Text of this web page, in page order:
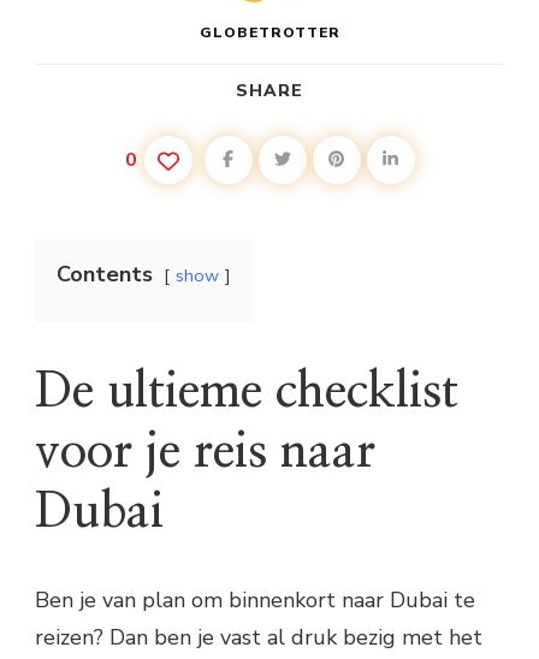
GLOBETROTTER
SHARE
0
Contents show
De ultieme checklist
voor je reis naar
Dubai
Ben je van plan om binnenkort naar Dubai te
reizen? Dan ben je vast al druk bezig met het